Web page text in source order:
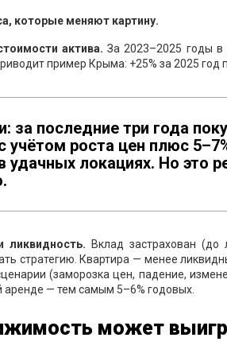
которые меняют картину.
актива. За 2023–2025 годы в
пример Крыма: +25% за 2025 год
за последние три года
учётом роста цен плюс
удачных локациях. Но это
ликвидность. Вклад застрахован
стратегию. Квартира — менее
(заморозка цен, падение,
аренде — тем самым 5–6% годовых.
может